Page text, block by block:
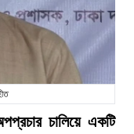
চালিয়ে একটি